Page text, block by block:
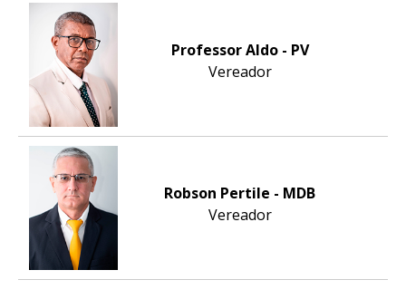
Professor Aldo - PV
Vereador
Robson Pertile - MDB
Vereador